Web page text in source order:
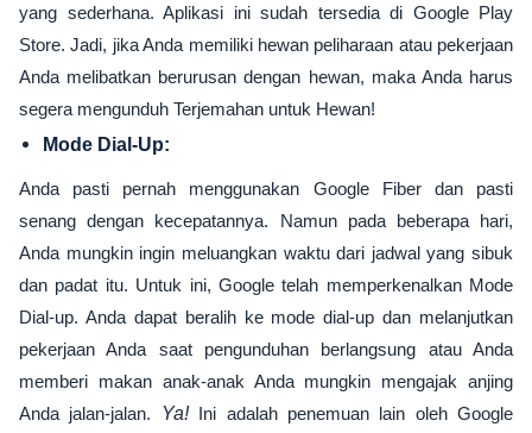
yang sederhana. Aplikasi ini sudah tersedia di Google Play
Store. Jadi, jika Anda memiliki hewan peliharaan atau pekerjaan
Anda melibatkan berurusan dengan hewan, maka Anda harus
segera mengunduh Terjemahan untuk Hewan!
Mode Dial-Up:
Anda pasti pernah menggunakan Google Fiber dan pasti
senang dengan kecepatannya. Namun pada beberapa hari,
Anda mungkin ingin meluangkan waktu dari jadwal yang sibuk
dan padat itu. Untuk ini, Google telah memperkenalkan Mode
Dial-up. Anda dapat beralih ke mode dial-up dan melanjutkan
pekerjaan Anda saat pengunduhan berlangsung atau Anda
memberi makan anak-anak Anda mungkin mengajak anjing
Anda jalan-jalan. Ya! Ini adalah penemuan lain oleh Google